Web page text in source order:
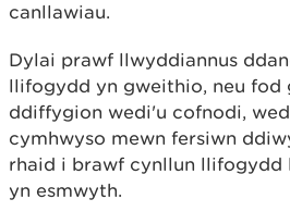
canllawiau.
Dylai prawf llwyddiannus
llifogydd yn gweithio, neu fod
ddiffygion wedi'u cofnodi,
cymhwyso mewn fersiwn
rhaid i brawf cynllun llifogydd
yn esmwyth.